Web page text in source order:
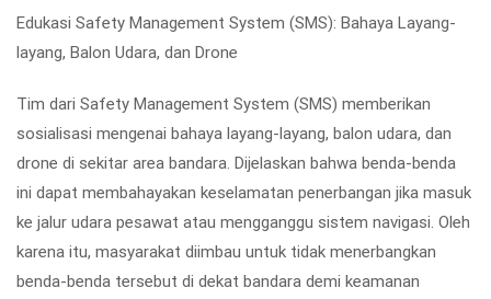
Edukasi Safety Management System (SMS): Bahaya Layang-
layang, Balon Udara, dan Drone
Tim dari Safety Management System (SMS) memberikan
sosialisasi mengenai bahaya layang-layang, balon udara, dan
drone di sekitar area bandara. Dijelaskan bahwa benda-benda
ini dapat membahayakan keselamatan penerbangan jika masuk
ke jalur udara pesawat atau mengganggu sistem navigasi. Oleh
karena itu, masyarakat diimbau untuk tidak menerbangkan
benda-benda tersebut di dekat bandara demi keamanan